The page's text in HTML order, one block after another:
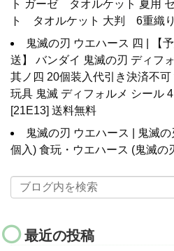
ト ガーゼ タオルケット 夏用
ト タオルケット 大判 6重織
鬼滅の刃 ウエハース 四 | 【
送】 バンダイ 鬼滅の刃 ディフ
其ノ四 20個装入代引き決済不
玩具 鬼滅 ディフォルメ シール
[21E13] 送料無料
鬼滅の刃 ウエハース | 鬼滅
個入) 食玩・ウエハース (鬼滅の
最近の投稿